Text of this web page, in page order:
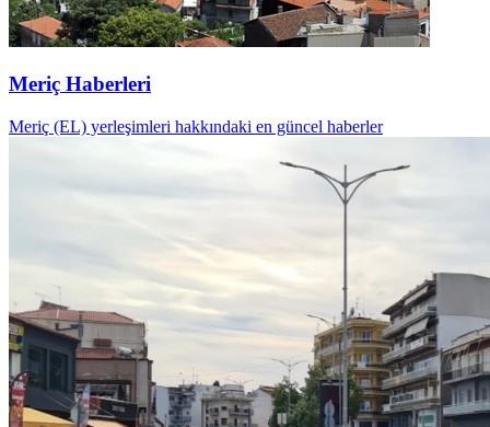
Meriç Haberleri
Meriç (EL) yerleşimleri hakkındaki en güncel haberler